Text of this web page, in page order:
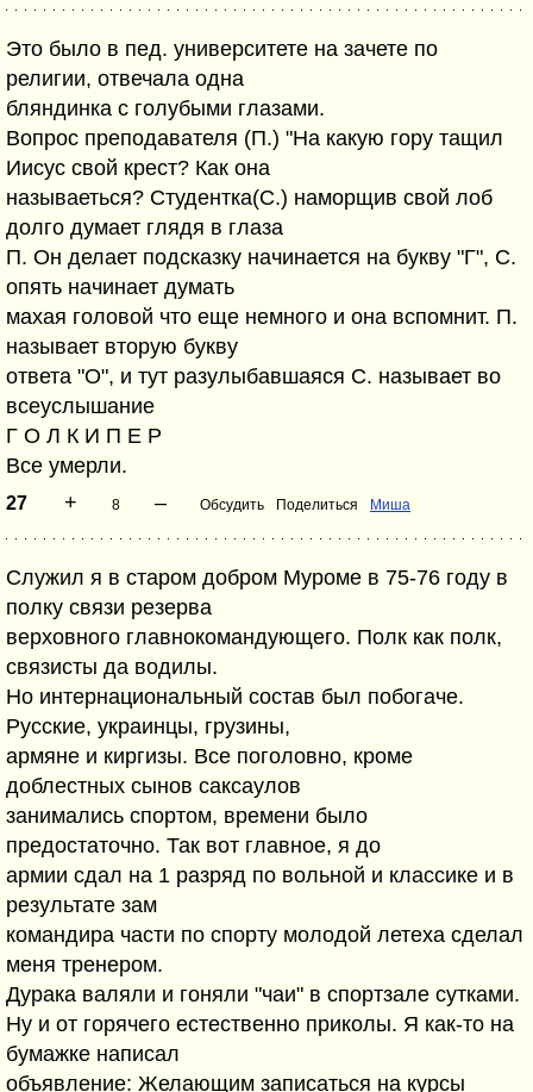
Это было в пед. университете на зачете по
религии, отвечала одна
бляндинка с голубыми глазами.
Вопрос преподавателя (П.) "На какую гору тащил
Иисус свой крест? Как она
называеться? Студентка(С.) наморщив свой лоб
долго думает глядя в глаза
П. Он делает подсказку начинается на букву "Г", С.
опять начинает думать
махая головой что еще немного и она вспомнит. П.
называет вторую букву
ответа "О", и тут разулыбавшаяся С. называет во
всеуслышание
Г О Л К И П Е Р
Все умерли.
27 + 8 – Обсудить Поделиться Миша
Служил я в старом добром Муроме в 75-76 году в
полку связи резерва
верховного главнокомандующего. Полк как полк,
связисты да водилы.
Но интернациональный состав был побогаче.
Русские, украинцы, грузины,
армяне и киргизы. Все поголовно, кроме
доблестных сынов саксаулов
занимались спортом, времени было
предостаточно. Так вот главное, я до
армии сдал на 1 разряд по вольной и классике и в
результате зам
командира части по спорту молодой летеха сделал
меня тренером.
Дурака валяли и гоняли "чаи" в спортзале сутками.
Ну и от горячего естественно приколы. Я как-то на
бумажке написал
объявление: Желающим записаться на курсы